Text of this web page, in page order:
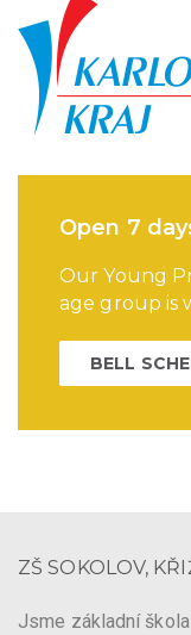
Open 7
Our Young
age group is
BELL
ZŠ SOKOLOV,
Jsme základní